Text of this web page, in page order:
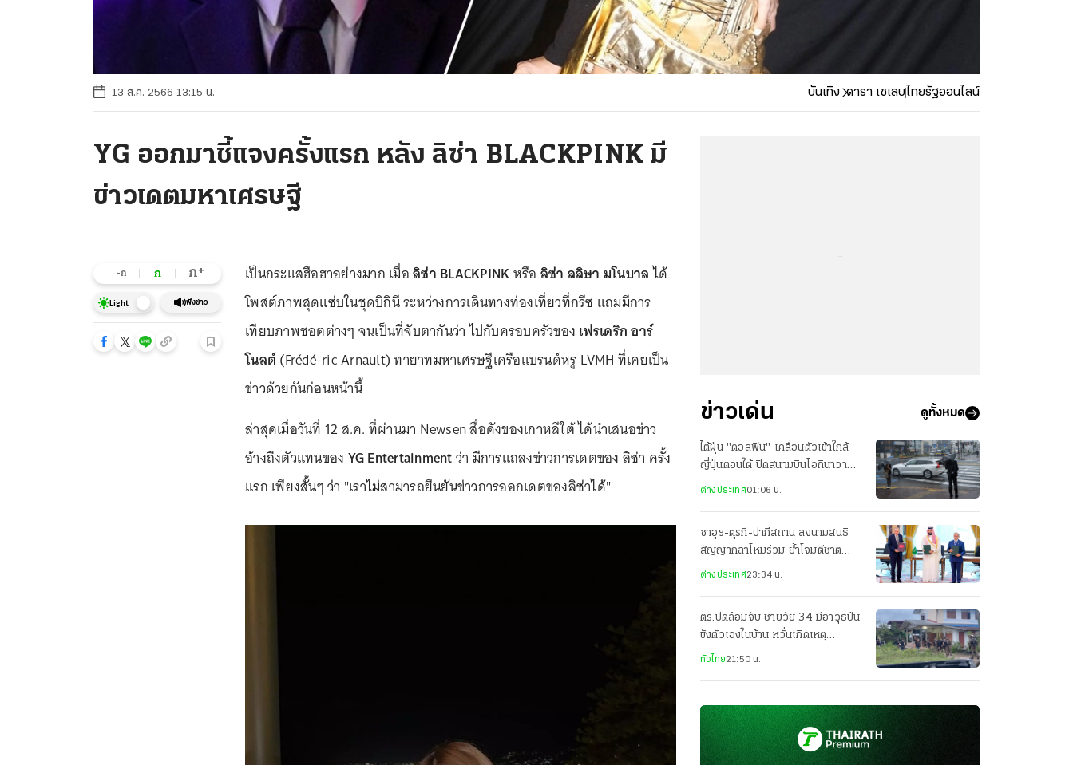
13 ส.ค. 2566 13:15 น. บันเทิง ดารา เซเลบไทยรัฐออนไลน์
YG ออกมาชี้แจงครั้งแรก หลัง ลิซ่า BLACKPINK มี
ข่าวเดตมหาเศรษฐี
-ก ก ก+
Light ฟังข่าว
เป็นกระแสฮือฮาอย่างมาก เมื่อลิซ่า BLACKPINKหรือ ลิซ่า ลลิษา มโนบาลได้
โพสต์ภาพสุดแซ่บในชุดบิกินี ระหว่างการเดินทางท่องเที่ยวที่กรีซ แถมมีการ
เทียบภาพชอตต่างๆ จนเป็นที่จับตากันว่า ไปกับครอบครัวของ เฟรเดริก อาร์
โนลต์(Frédé-ric Arnault) ทายาทมหาเศรษฐีเครือแบรนด์หรู LVMH ที่เคยเป็น
ข่าวด้วยกันก่อนหน้านี้
ล่าสุดเมื่อวันที่ 12 ส.ค. ที่ผ่านมา Newsen สื่อดังของเกาหลีใต้ ได้นำเสนอข่าว
อ้างถึงตัวแทนของ YG Entertainmentว่า มีการแถลงข่าวการเดตของ ลิซ่า ครั้ง
แรก เพียงสั้นๆ ว่า "เราไม่สามารถยืนยันข่าวการออกเดตของลิซ่าได้"
ข่าวเด่น ดูทั้งหมด
ไต้ฝุ่น "ดอลฟิน" เคลื่อนตัวเข้าใกล้
ญี่ปุ่นตอนใต้ ปิดสนามบินโอกินาวา
อพยพประชาชน-เจ็บ 3 ราย
ต่างประเทศ01:06 น.
ซาอุฯ-ตุรกี-ปากีสถาน ลงนามสนธิ
สัญญากลาโหมร่วม ย้ำโจมตีชาติ
เดียวเท่ากับโจมตีทั้ง 3 ประเทศ
ต่างประเทศ23:34 น.
ตร.ปิดล้อมจับ ชายวัย 34 มีอาวุธปืน
ขังตัวเองในบ้าน หวั่นเกิดเหตุ
อันตราย
ทั่วไทย21:50 น.